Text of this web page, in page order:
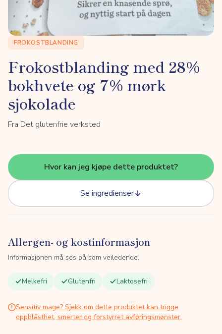
FROKOSTBLANDING
Frokostblanding med 28%
bokhvete og 7% mørk
sjokolade
Fra Det glutenfrie verksted
Hvor kan jeg kjøpe dette produktet?
Se ingredienser
Allergen- og kostinformasjon
Informasjonen må ses på som veiledende.
Melkefri Glutenfri Laktosefri
Sensitiv mage? Sjekk om dette produktet kan trigge
oppblåsthet, smerter og forstyrret avføringsmønster.